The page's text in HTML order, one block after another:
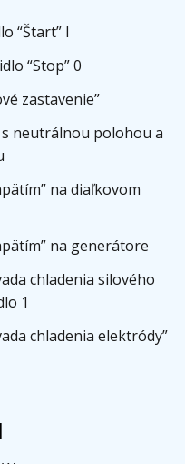
“Štart” I
“Stop” 0
zastavenie”
neutrálnou polohou a
na diaľkovom
na generátore
chladenia silového
1
chladenia elektródy”